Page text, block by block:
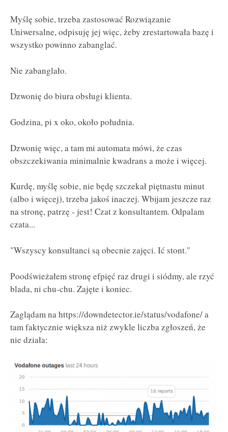
Myślę sobie, trzeba zastosować Rozwiązanie
Uniwersalne, odpisuję jej więc, żeby zrestartowała bazę i
wszystko powinno zabanglać.
Nie zabanglało.
Dzwonię do biura obsługi klienta.
Godzina, pi x oko, około południa.
Dzwonię więc, a tam mi automata mówi, że czas
obszczekiwania minimalnie kwadrans a może i więcej.
Kurdę, myślę sobie, nie będę szczekał piętnastu minut
(albo i więcej), trzeba jakoś inaczej. Wbijam jeszcze raz
na stronę, patrzę - jest! Czat z konsultantem. Odpalam
czata...
"Wszyscy konsultanci są obecnie zajęci. Ić stont."
Poodświeżałem stronę efpięć raz drugi i siódmy, ale rzyć
blada, ni chu-chu. Zajęte i koniec.
Zaglądam na https://downdetector.ie/status/vodafone/ a
tam faktycznie większa niż zwykle liczba zgłoszeń, że
nie działa: